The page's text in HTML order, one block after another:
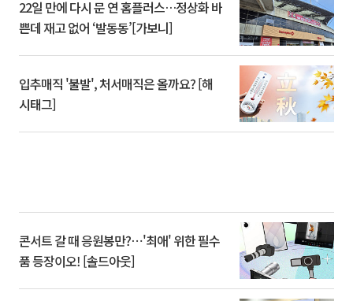
22일 만에 다시 문 연 홈플러스…정상화 바
쁜데 재고 없어 ‘발동동’[가보니]
입추매직 '불발', 처서매직은 올까요? [해
시태그]
콘서트 갈 때 응원봉만?⋯'최애' 위한 필수
품 등장이오! [솔드아웃]